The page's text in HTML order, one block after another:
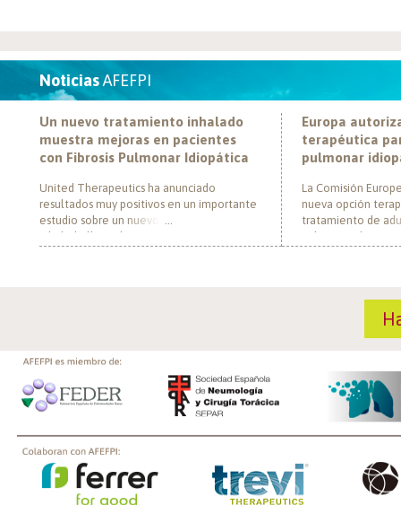
NoticiasAFEFPI
Un nuevo tratamiento inhalado
muestra mejoras en pacientes
con Fibrosis Pulmonar Idiopática
United Therapeutics ha anunciado
resultados muy positivos en un importante
estudio sobre un nuevo tratamiento
inhalado llamado Tyvaso, dirigido a
Europa
terapéutica
pulmonar
La Comisión
nueva opción
tratamiento de
pulmonar
década. El
actúa mediante